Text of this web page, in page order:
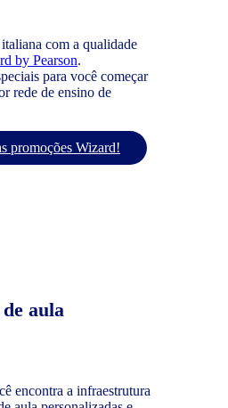
com a qualidade
by Pearson.
para você começar
rede de ensino de
promoções Wizard!
de aula
encontra a infraestrutura